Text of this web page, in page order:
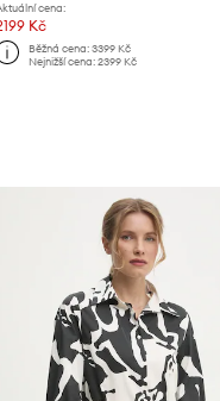
cena:
Kč
Běžná cena: 3399 Kč
Nejnižší cena: 2399 Kč